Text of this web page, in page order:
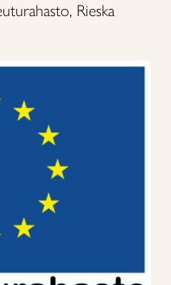
Rieska